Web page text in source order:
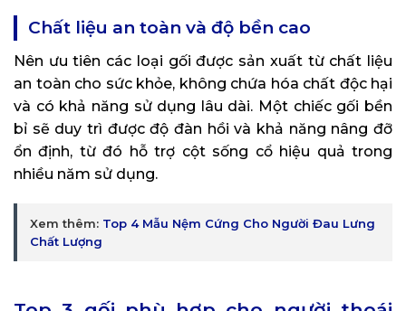
Chất liệu an toàn và độ bền cao
Nên ưu tiên các loại gối được sản xuất từ chất liệu
an toàn cho sức khỏe, không chứa hóa chất độc hại
và có khả năng sử dụng lâu dài. Một chiếc gối bền
bỉ sẽ duy trì được độ đàn hồi và khả năng nâng đỡ
ổn định, từ đó hỗ trợ cột sống cổ hiệu quả trong
nhiều năm sử dụng.
Xem thêm: Top 4 Mẫu Nệm Cứng Cho Người Đau Lưng
Chất Lượng